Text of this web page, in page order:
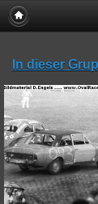
In dieser